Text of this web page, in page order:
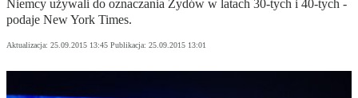
Niemcy używali do oznaczania Żydów w latach 30-tych i 40-tych -
podaje New York Times.
Aktualizacja: 25.09.2015 13:45 Publikacja: 25.09.2015 13:01